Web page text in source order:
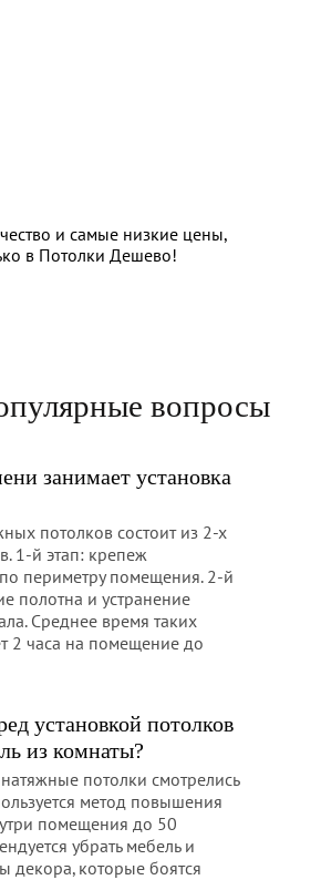
и самые низкие цены,
в Потолки Дешево!
вопросы
занимает установка
потолков состоит из 2-х
1-й этап: крепеж
периметру помещения. 2-й
полотна и устранение
Среднее время таких
2 часа на помещение до
установкой потолков
из комнаты?
потолки смотрелись
метод повышения
помещения до 50
убрать мебель и
декора, которые боятся